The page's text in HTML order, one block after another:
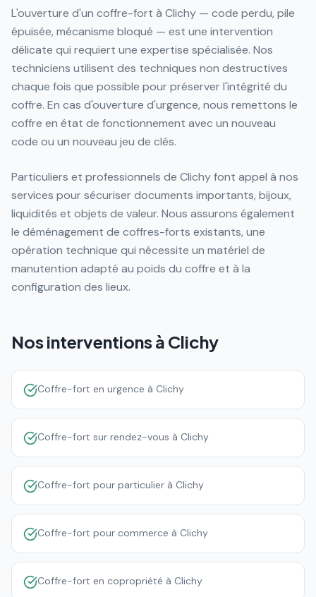
L'ouverture d'un coffre-fort à Clichy — code perdu, pile
épuisée, mécanisme bloqué — est une intervention
délicate qui requiert une expertise spécialisée. Nos
techniciens utilisent des techniques non destructives
chaque fois que possible pour préserver l'intégrité du
coffre. En cas d'ouverture d'urgence, nous remettons le
coffre en état de fonctionnement avec un nouveau
code ou un nouveau jeu de clés.
Particuliers et professionnels de Clichy font appel à nos
services pour sécuriser documents importants, bijoux,
liquidités et objets de valeur. Nous assurons également
le déménagement de coffres-forts existants, une
opération technique qui nécessite un matériel de
manutention adapté au poids du coffre et à la
configuration des lieux.
Nos interventions à Clichy
Coffre-fort en urgence à Clichy
Coffre-fort sur rendez-vous à Clichy
Coffre-fort pour particulier à Clichy
Coffre-fort pour commerce à Clichy
Coffre-fort en copropriété à Clichy